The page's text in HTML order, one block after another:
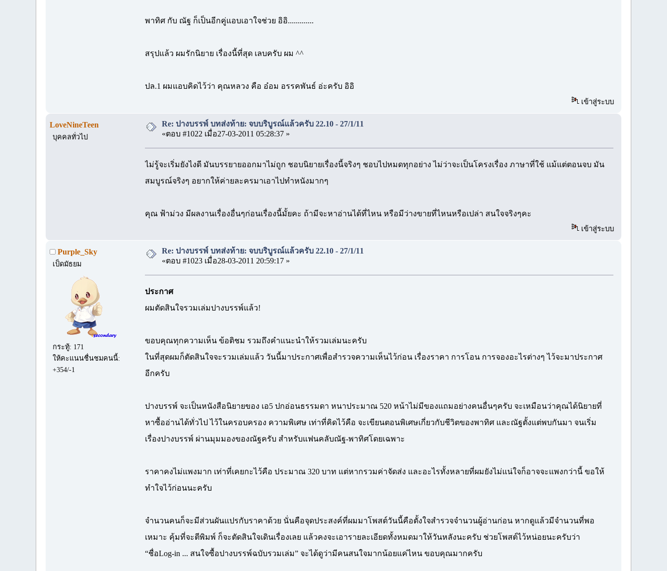
พาทิศ กับ ณัฐ ก็เป็นอีกคู่แอบเอาใจช่วย อิอิ.............
สรุปแล้ว ผมรักนิยาย เรื่องนี้ที่สุด เลบครับ ผม ^^
ปล.1 ผมแอบคิดไว้ว่า คุณหลวง คือ อ๋อม อรรคพันธ์ อ่ะครับ อิอิ
เข้าสู่ระบบ
LoveNineTeen
บุคคลทั่วไป
Re: ปางบรรพ์ บทส่งท้าย: จบบริบูรณ์แล้วครับ 22.10 - 27/1/11
«ตอบ #1022 เมื่อ27-03-2011 05:28:37 »
ไม่รู้จะเริ่มยังไงดี มันบรรยายออกมาไม่ถูก ชอบนิยายเรื่องนี้จริงๆ ชอบไปหมดทุกอย่าง ไม่ว่าจะเป็นโครงเรื่อง ภาษาที่ใช้ แม้แต่ตอนจบ มัน
สมบูรณ์จริงๆ อยากให้ค่ายละครมาเอาไปทำหนังมากๆ
คุณ ฟ้าม่วง มีผลงานเรื่องอื่นๆก่อนเรื่องนี้มั้ยคะ ถ้ามีจะหาอ่านได้ที่ไหน หรือมีว่างขายที่ไหนหรือเปล่า สนใจจริงๆคะ
เข้าสู่ระบบ
Purple_Sky
เป็ดมัธยม
กระทู้: 171
ให้คะแนนชื่นชมคนนี้:
+354/-1
Re: ปางบรรพ์ บทส่งท้าย: จบบริบูรณ์แล้วครับ 22.10 - 27/1/11
«ตอบ #1023 เมื่อ28-03-2011 20:59:17 »
ประกาศ
ผมตัดสินใจรวมเล่มปางบรรพ์แล้ว!
ขอบคุณทุกความเห็น ข้อติชม รวมถึงคำแนะนำให้รวมเล่มนะครับ
ในที่สุดผมก็ตัดสินใจจะรวมเล่มแล้ว วันนี้มาประกาศเพื่อสำรวจความเห็นไว้ก่อน เรื่องราคา การโอน การจองอะไรต่างๆ ไว้จะมาประกาศ
อีกครับ
ปางบรรพ์ จะเป็นหนังสือนิยายของ เอ5 ปกอ่อนธรรมดา หนาประมาณ 520 หน้าไม่มีของแถมอย่างคนอื่นๆครับ จะเหมือนว่าคุณได้นิยายที่
หาซื้ออ่านได้ทั่วไป ไว้ในครอบครอง ความพิเศษ เท่าที่คิดไว้คือ จะเขียนตอนพิเศษเกี่ยวกับชีวิตของพาทิศ และณัฐตั้งแต่พบกันมา จนเริ่ม
เรื่องปางบรรพ์ ผ่านมุมมองของณัฐครับ สำหรับแฟนคลับณัฐ-พาทิศโดยเฉพาะ
ราคาคงไม่แพงมาก เท่าที่เคยกะไว้คือ ประมาณ 320 บาท แต่หากรวมค่าจัดส่ง และอะไรทั้งหลายที่ผมยังไม่แน่ใจก็อาจจะแพงกว่านี้ ขอให้
ทำใจไว้ก่อนนะครับ
จำนวนคนก็จะมีส่วนผันแปรกับราคาด้วย นั่นคือจุดประสงค์ที่ผมมาโพสต์วันนี้คือตั้งใจสำรวจจำนวนผู้อ่านก่อน หากดูแล้วมีจำนวนที่พอ
เหมาะ คุ้มที่จะตีพิมพ์ ก็จะตัดสินใจเดินเรื่องเลย แล้วคงจะเอารายละเอียดทั้งหมดมาให้วันหลังนะครับ ช่วยโพสต์ไว้หน่อยนะครับว่า
“ชื่อLog-in ... สนใจซื้อปางบรรพ์ฉบับรวมเล่ม” จะได้ดูว่ามีคนสนใจมากน้อยแค่ไหน ขอบคุณมากครับ